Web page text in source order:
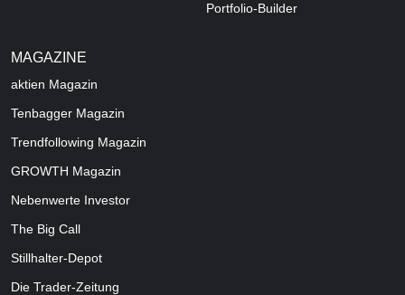
Portfolio-Builder
MAGAZINE
aktien Magazin
Tenbagger Magazin
Trendfollowing Magazin
GROWTH Magazin
Nebenwerte Investor
The Big Call
Stillhalter-Depot
Die Trader-Zeitung